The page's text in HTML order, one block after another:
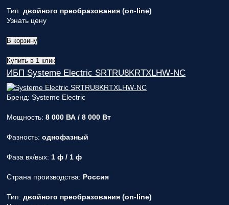
Тип: двойного преобразования (on-line)
Узнать цену
В корзину
Купить в 1 клик
ИБП Systeme Electric SRTRU8KRTXLHW-NC
Бренд: Systeme Electric
Мощность: 8 000 ВА / 8 000 Вт
Фазность: однофазный
Фаза вх/вых: 1 ф / 1 ф
Страна производства: Россия
Тип: двойного преобразования (on-line)